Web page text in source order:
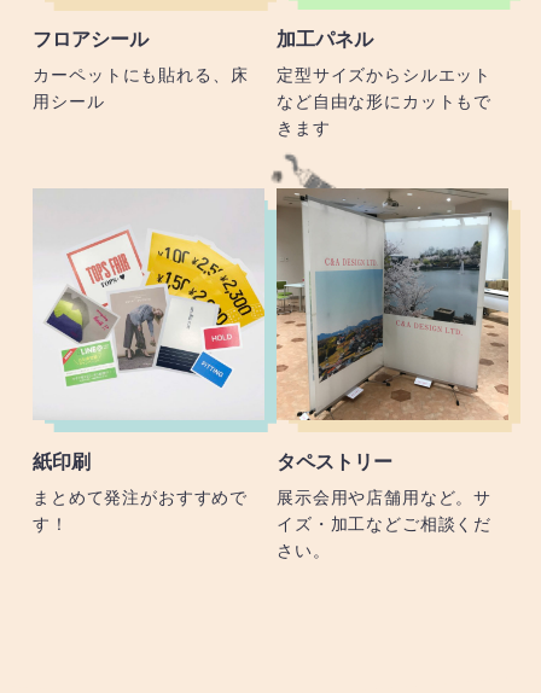
フロアシール
カーペットにも貼れる、床
用シール
加工パネル
定型サイズからシルエット
など自由な形にカットもで
きます
紙印刷
まとめて発注がおすすめで
す！
タペストリー
展示会用や店舗用など。サ
イズ・加工などご相談くだ
さい。